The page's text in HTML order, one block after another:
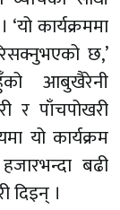
कार्यक्रममा
छ,’
आबुखैरेनी
र पाँचपोखरी
यो कार्यक्रम
बढी
दिइन् ।